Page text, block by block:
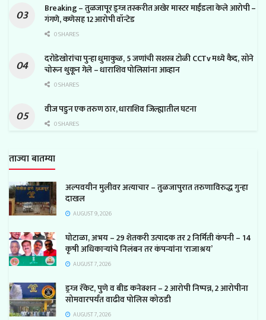
Breaking – तुळजापूर ड्रग्ज तस्करीत अखेर मास्टर माईंडला केले आरोपी –
गंगणे, कणेसह 12 आरोपी वॉन्टेड
0 SHARES
दरोडेखोरांचा पुन्हा धुमाकुळ, 5 जणांची सशस्त्र टोळी CCTv मध्ये कैद, सोने
चोरून थुकून गेले – धाराशिव पोलिसांना आव्हान
0 SHARES
वीज पडुन एक तरुण ठार, धाराशिव जिल्ह्यातील घटना
0 SHARES
ताज्या बातम्या
अल्पवयीन मुलीवर अत्याचार – तुळजापुरात तरुणाविरुद्ध गुन्हा
दाखल
AUGUST 9, 2026
घोटाळा, अभय – 29 शेतकरी उत्पादक तर 2 निर्मिती कंपनी – 14
कृषी अधिकाऱ्यांचे निलंबन तर कंपन्यांना ‘राजाश्रय’
AUGUST 7, 2026
ड्रग्ज रॅकेट, पुणे व बीड कनेक्शन – 2 आरोपी निष्पन्न, 2 आरोपीना
सोमवारपर्यंत वाढीव पोलिस कोठडी
AUGUST 7, 2026